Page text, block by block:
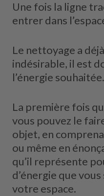
Une fois la ligne
entrer dans
Le nettoyage a
indésirable, il est
l’énergie souhaitée.
La première fois
vous pouvez le
objet, en
ou même en
qu’il représente
d’énergie que
votre espace.